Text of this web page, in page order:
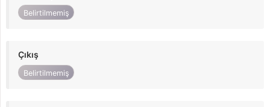
Belirtilmemiş
Çıkış
Belirtilmemiş